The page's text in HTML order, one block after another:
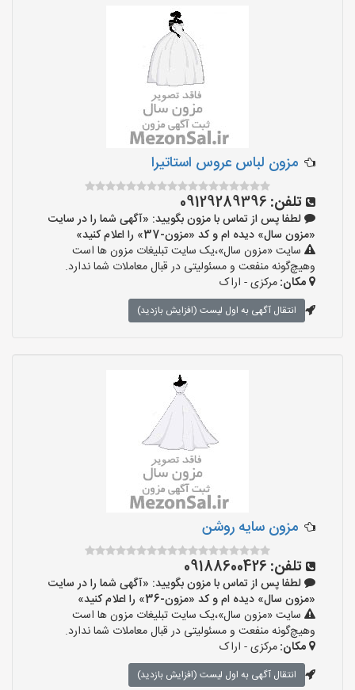
مزون لباس عروس استاتیرا
تلفن: 09129289396
لطفا پس از تماس با مزون بگویید: «آگهی شما را در سایت
«مزون سال» دیده ام و کد «مزون-37» را اعلام کنید»
سایت «مزون سال»،یک سایت تبلیغات مزون ها است
وهیچ‌گونه منفعت و مسئولیتی در قبال معاملات شما ندارد.
مکان:مرکزی - اراک
انتقال آگهی به اول لیست (افزایش بازدید)
مزون سایه روشن
تلفن: 09188600426
لطفا پس از تماس با مزون بگویید: «آگهی شما را در سایت
«مزون سال» دیده ام و کد «مزون-36» را اعلام کنید»
سایت «مزون سال»،یک سایت تبلیغات مزون ها است
وهیچ‌گونه منفعت و مسئولیتی در قبال معاملات شما ندارد.
مکان:مرکزی - اراک
انتقال آگهی به اول لیست (افزایش بازدید)